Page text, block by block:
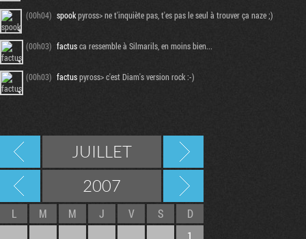
(00h04) spookpyross> ne t'inquiète pas, t'es pas le seul à trouver ça naze ;)
(00h03) factusca ressemble à Silmarils, en moins bien...
(00h03) factuspyross> c'est Diam's version rock :-)
JUILLET
2007
L M M J V S
D
1